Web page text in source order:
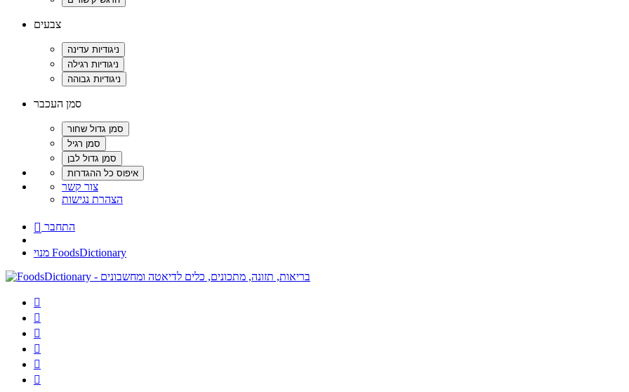
צבעים
סמן העכבר
צור קשר
הצהרת נגישות
 התחבר
מנוי FoodsDictionary





